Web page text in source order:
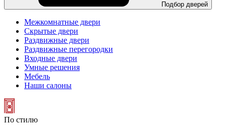
Подбор дверей
Межкомнатные двери
Скрытые двери
Раздвижные двери
Раздвижные перегородки
Входные двери
Умные решения
Мебель
Наши салоны
По стилю